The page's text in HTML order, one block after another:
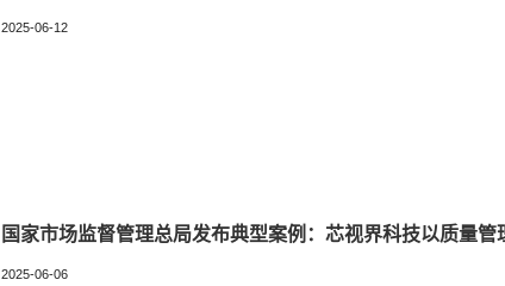
2025-06-12
国家市场监督管理总局发布典型案例：芯视界科技以质量
2025-06-06